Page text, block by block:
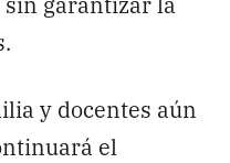
y docentes aún
el